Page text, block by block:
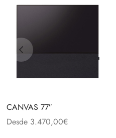
CANVAS 77″
Desde 3.470,00€